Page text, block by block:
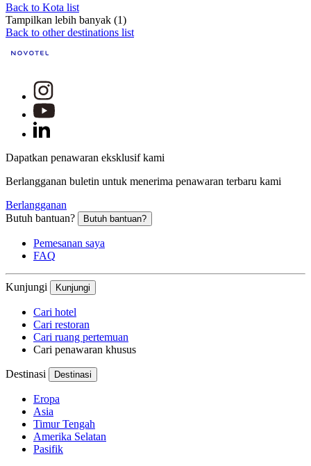
Back to Kota list
Tampilkan lebih banyak (1)
Back to other destinations list
Dapatkan penawaran eksklusif kami
Berlangganan buletin untuk menerima penawaran terbaru kami
Berlangganan
Butuh bantuan?
Butuh bantuan?
Pemesanan saya
FAQ
Kunjungi Kunjungi
Cari hotel
Cari restoran
Cari ruang pertemuan
Cari penawaran khusus
Destinasi Destinasi
Eropa
Asia
Timur Tengah
Amerika Selatan
Pasifik